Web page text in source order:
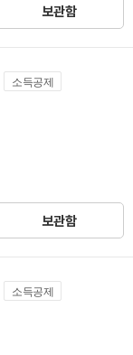
보관함
소득공제
보관함
소득공제